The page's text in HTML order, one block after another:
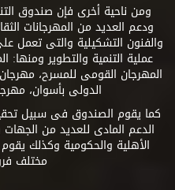
ومن ناحية أخرى فإن صندوق
ودعم العديد من المهرجانات
والفنون التشكيلية والتى تعمل
عملية التنمية والتطوير ومنها:
المهرجان القومى للمسرح،
الدولى بأسوان،
كما يقوم الصندوق فى سبيل
الدعم المادى للعديد من الجهات
الأهلية والحكومية وكذلك
مختلف